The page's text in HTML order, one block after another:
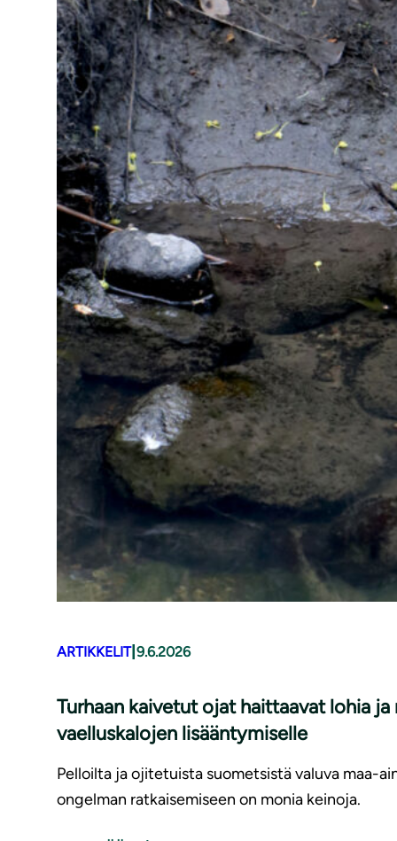
ARTIKKELIT| 9.6.2026
Turhaan kaivetut ojat haittaavat lohia
vaelluskalojen lisääntymiselle
Pelloilta ja ojitetuista suometsistä valuva maa-
ongelman ratkaisemiseen on monia keinoja.